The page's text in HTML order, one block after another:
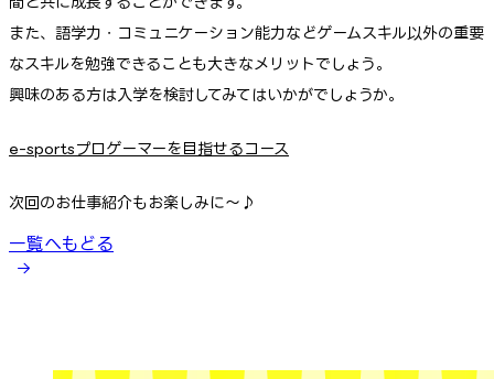
また、語学力・コミュニケーション能力などゲームスキル以外の重要
なスキルを勉強できることも大きなメリットでしょう。
興味のある方は入学を検討してみてはいかがでしょうか。
e-sportsプロゲーマーを目指せるコース
次回のお仕事紹介もお楽しみに～♪
一覧へもどる